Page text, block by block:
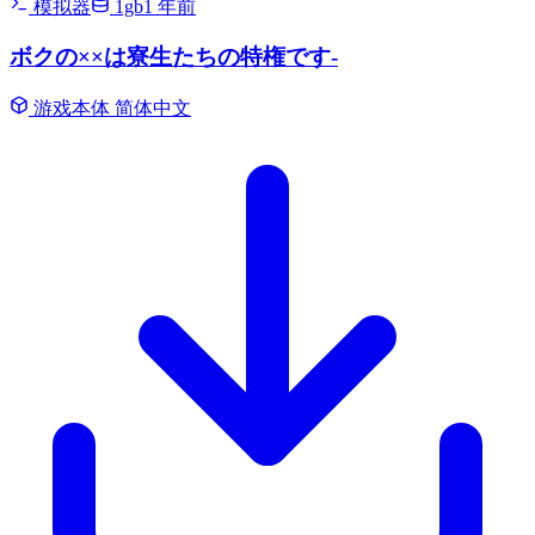
模拟器 1gb1 年前
ボクの××は寮生たちの特権です-
游戏本体 简体中文